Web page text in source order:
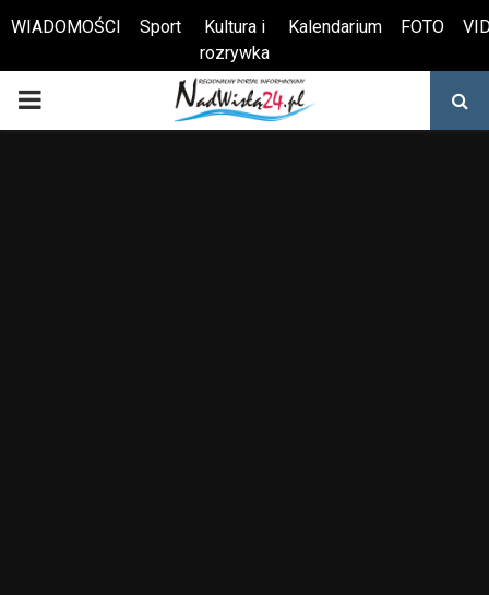
Otwórz pasek narzędzi
WIADOMOŚCI Sport
Kultura i
rozrywka
Kalendarium FOTO
PRIMARY